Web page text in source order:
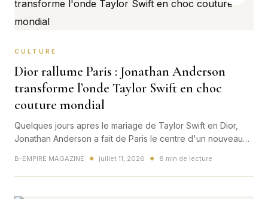
CULTURE
Dior rallume Paris : Jonathan Anderson
transforme l’onde Taylor Swift en choc
couture mondial
Quelques jours apres le mariage de Taylor Swift en Dior,
Jonathan Anderson a fait de Paris le centre d'un nouveau
touche l'image, le desir et le poids culturel de la France.
B-EMPIRE MAGAZINE ◆ juillet 11, 2026 ◆ 8 min de lecture